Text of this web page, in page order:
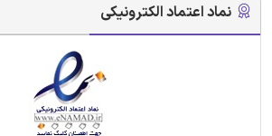
نماد اعتماد الکترونیکی